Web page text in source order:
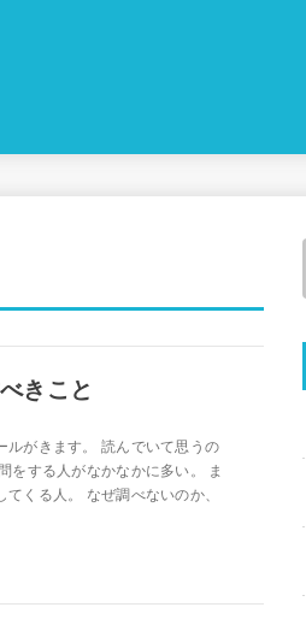
きこと
ルがきます。 読んでいて思うの
をする人がなかなかに多い。 ま
くる人。 なぜ調べないのか、